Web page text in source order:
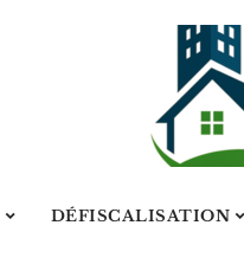
DÉFISCALISATION